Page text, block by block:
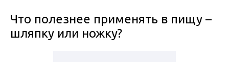
Что полезнее применять в пищу –
шляпку или ножку?